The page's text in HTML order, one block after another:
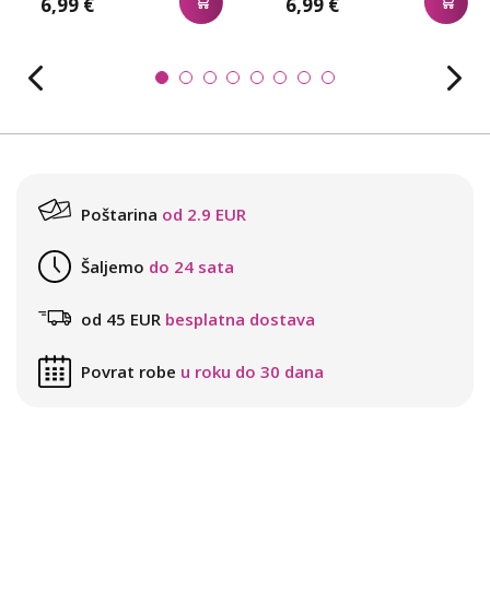
6,99 € 6,99 €
Poštarina od 2.9 EUR
Šaljemo do 24 sata
od 45 EUR besplatna dostava
Povrat robe u roku do 30 dana